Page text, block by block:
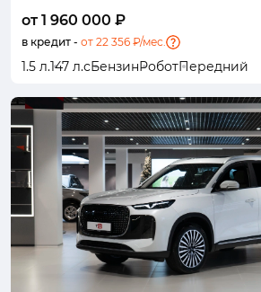
от 1 960 000 ₽
в кредит - от 22 356 ₽/мес.
1.5 л.147 л.сБензинРоботПередний